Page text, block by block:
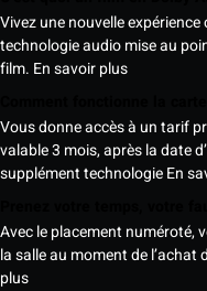
Vivez une nouvelle
technologie audio mise au
film. En savoir plus
Vous donne accès à un tarif
valable 3 mois, après la date
supplément technologieEn
Avec le placement numéroté,
la salle au moment de l’achat
plus